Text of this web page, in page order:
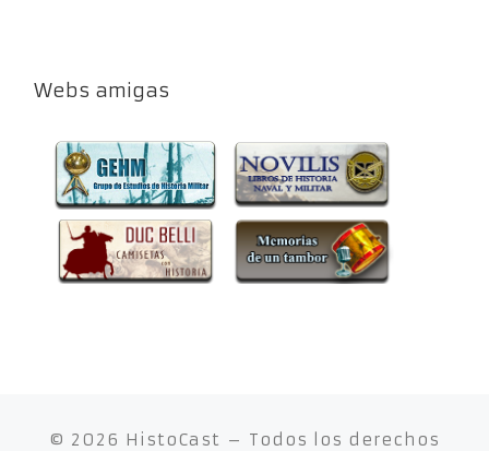
Webs amigas
© 2026 HistoCast – Todos los derechos